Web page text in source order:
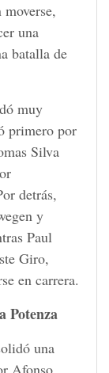
una
batalla de
muy
primero por
Silva
detrás,
y
Paul
Giro,
en carrera.
Potenza
una